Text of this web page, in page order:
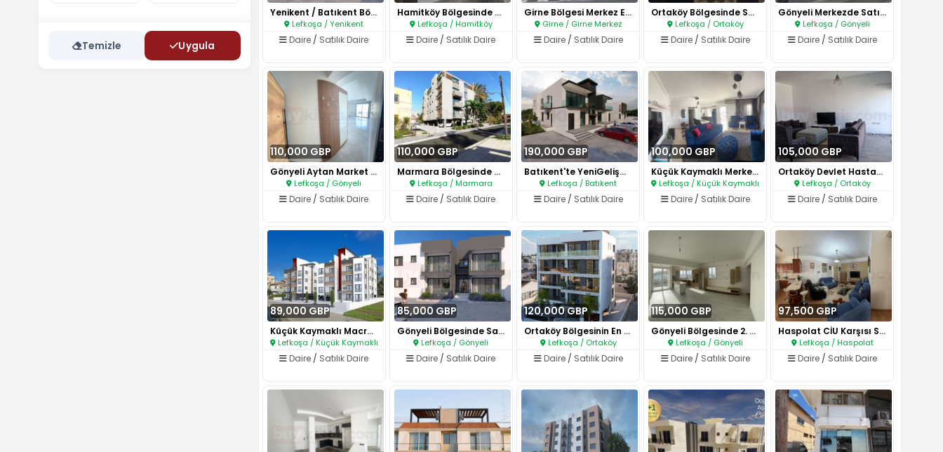
Temizle Uygula
Yenikent / Batıkent Bölgesinde..
Lefkoşa / Yenikent
Daire / Satılık Daire
Hamitköy Bölgesinde 2+1 Muhteş..
Lefkoşa / Hamitköy
Daire / Satılık Daire
Girne Bölgesi Merkez En İyi Ko..
Girne / Girne Merkez
Daire/ Satılık Daire
Ortaköy Bölgesinde Satılık Fır..
Lefkoşa / Ortaköy
Daire/ Satılık Daire
Gönyeli Merkezde Satılık Kompl..
Lefkoşa / Gönyeli
Daire/ Satılık Daire
110,000 GBP
Gönyeli Aytan Market Arkası Sa..
Lefkoşa / Gönyeli
Daire / Satılık Daire
110,000 GBP
Marmara Bölgesinde Satılık Son..
Lefkoşa / Marmara
Daire / Satılık Daire
190,000 GBP
Batıkent'te YeniGelişmekte Ola..
Lefkoşa / Batıkent
Daire/ Satılık Daire
100,000 GBP
Küçük Kaymaklı Merkezde Satılı..
Lefkoşa / Küçük Kaymaklı
Daire/ Satılık Daire
105,000 GBP
Ortaköy Devlet Hastanesi Arkas..
Lefkoşa / Ortaköy
Daire/ Satılık Daire
89,000 GBP
Küçük Kaymaklı Macro Market Ar..
Lefkoşa / Küçük Kaymaklı
Daire / Satılık Daire
85,000 GBP
Gönyeli Bölgesinde Satılık Son..
Lefkoşa / Gönyeli
Daire / Satılık Daire
120,000 GBP
Ortaköy Bölgesinin En Nezih Bö..
Lefkoşa / Ortaköy
Daire/ Satılık Daire
115,000 GBP
Gönyeli Bölgesinde 2. Kat Ara ..
Lefkoşa / Gönyeli
Daire/ Satılık Daire
97,500 GBP
Haspolat CİU Karşısı Satılık Z..
Lefkoşa / Haspolat
Daire/ Satılık Daire